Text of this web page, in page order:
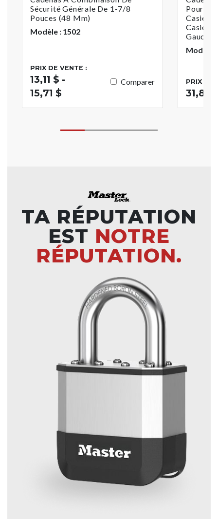
Sécurité Générale De 1-7/8
Pouces (48 Mm)
Modèle : 1502
PRIX DE VENTE :
13,11 $ -
15,71 $
Comparer
Pour La
Casiers
Casiers
Gauche
Modèle
PRIX DE
31,83
TA RÉPUTATION
EST NOTRE
RÉPUTATION.